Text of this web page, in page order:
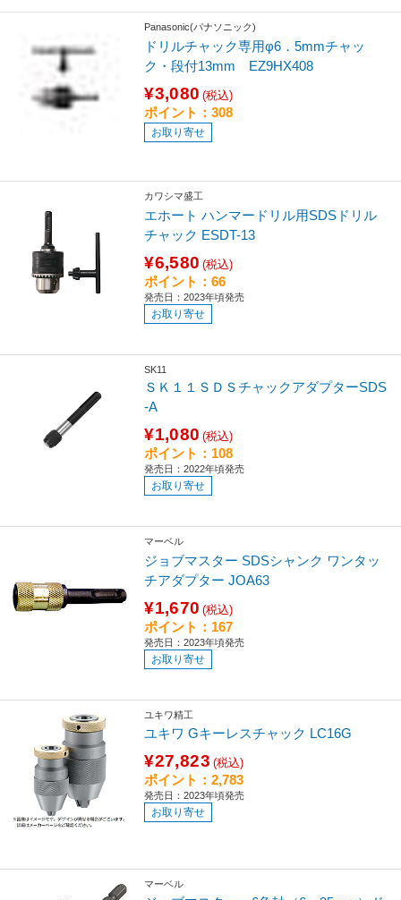
Panasonic(パナソニック)
ドリルチャック専用φ6．5mmチャッ
ク・段付13mm EZ9HX408
¥3,080 (税込)
ポイント：308
お取り寄せ
カワシマ盛工
エホート ハンマードリル用SDSドリル
チャック ESDT-13
¥6,580 (税込)
ポイント：66
発売日：2023年頃発売
お取り寄せ
SK11
ＳＫ１１ＳＤＳチャックアダプターSDS
-A
¥1,080 (税込)
ポイント：108
発売日：2022年頃発売
お取り寄せ
マーベル
ジョブマスター SDSシャンク ワンタッ
チアダプター JOA63
¥1,670 (税込)
ポイント：167
発売日：2023年頃発売
お取り寄せ
ユキワ精工
ユキワ Gキーレスチャック LC16G
¥27,823 (税込)
ポイント：2,783
発売日：2023年頃発売
お取り寄せ
マーベル